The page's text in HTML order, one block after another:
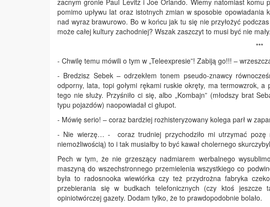
zacnym gronie Paul Levitz i Joe Orlando. Wiemy natomiast komu
pomimo upływu lat oraz istotnych zmian w sposobie
nad wyraz brawurowo. Bo w końcu jak tu się nie przyłożyć
może całej kultury zachodniej? Wszak zaszczyt to musi być nie mały.
***
- Chwilę temu mówili o tym w „Teleexpresie”! Zabiją go!!! –
- Bredzisz Sebek – odrzekłem tonem pseudo-znawcy
odporny, lata, topi gołymi rękami ruskie okręty, ma termowzrok,
tego nie służy. Przyśniło ci się, albo „Kombajn” (młodszy brat
typu pojazdów) naopowiadał ci głupot.
- Mówię serio! – coraz bardziej rozhisteryzowany kolega parł w
- Nie wierzę… - coraz trudniej przychodziło mi utrzymać pozę
niemożliwością) to i tak musiałby to być kawał cholernego
Pech w tym, że nie grzeszący nadmiarem werbalnego
maszyną do wszechstronnego przemielenia wszystkiego co
była to radosnooka wiewiórka czy też przydrożna fabryka
przebierania się w budkach telefonicznych (czy ktoś jeszcze
opiniotwórczej gazety. Dodam tylko, że to prawdopodobnie bolało.